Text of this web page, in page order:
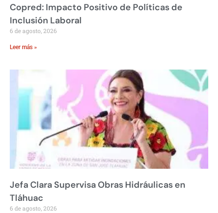
Copred: Impacto Positivo de Políticas de
Inclusión Laboral
6 de agosto, 2026
Leer más »
Jefa Clara Supervisa Obras Hidráulicas en
Tláhuac
6 de agosto, 2026